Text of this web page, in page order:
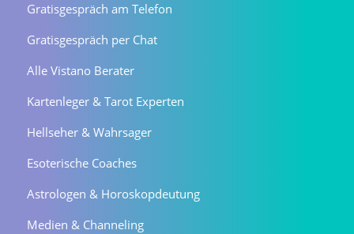
Gratisgespräch am Telefon
Gratisgespräch per Chat
Alle Vistano Berater
Kartenleger & Tarot Experten
Hellseher & Wahrsager
Esoterische Coaches
Astrologen & Horoskopdeutung
Medien & Channeling